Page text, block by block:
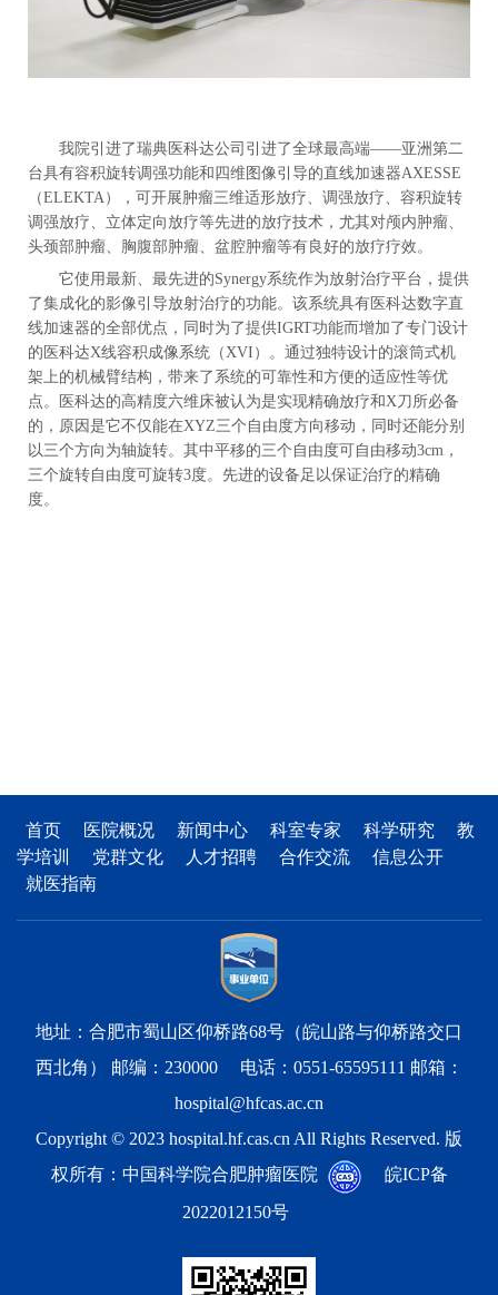
我院引进了瑞典医科达公司引进了全球最高端——亚洲第二
台具有容积旋转调强功能和四维图像引导的直线加速器AXESSE
（ELEKTA），可开展肿瘤三维适形放疗、调强放疗、容积旋转
调强放疗、立体定向放疗等先进的放疗技术，尤其对颅内肿瘤、
头颈部肿瘤、胸腹部肿瘤、盆腔肿瘤等有良好的放疗疗效。
它使用最新、最先进的Synergy系统作为放射治疗平台，提供
了集成化的影像引导放射治疗的功能。该系统具有医科达数字直
线加速器的全部优点，同时为了提供IGRT功能而增加了专门设计
的医科达X线容积成像系统（XVI）。通过独特设计的滚筒式机
架上的机械臂结构，带来了系统的可靠性和方便的适应性等优
点。医科达的高精度六维床被认为是实现精确放疗和X刀所必备
的，原因是它不仅能在XYZ三个自由度方向移动，同时还能分别
以三个方向为轴旋转。其中平移的三个自由度可自由移动3cm，
三个旋转自由度可旋转3度。先进的设备足以保证治疗的精确
度。
首页 医院概况 新闻中心 科室专家 科学研究
教
学培训
党群文化 人才招聘 合作交流
信息公开
就医指南
地址：合肥市蜀山区仰桥路68号（皖山路与仰桥路交口
西北角） 邮编：230000 电话：0551-65595111 邮箱：
hospital@hfcas.ac.cn
Copyright © 2023 hospital.hf.cas.cn All Rights Reserved. 版
权所有：中国科学院合肥肿瘤医院
皖ICP备
2022012150号